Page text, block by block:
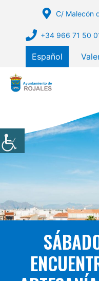
contenido
C/ Malecón
+34 966 71 50
Español